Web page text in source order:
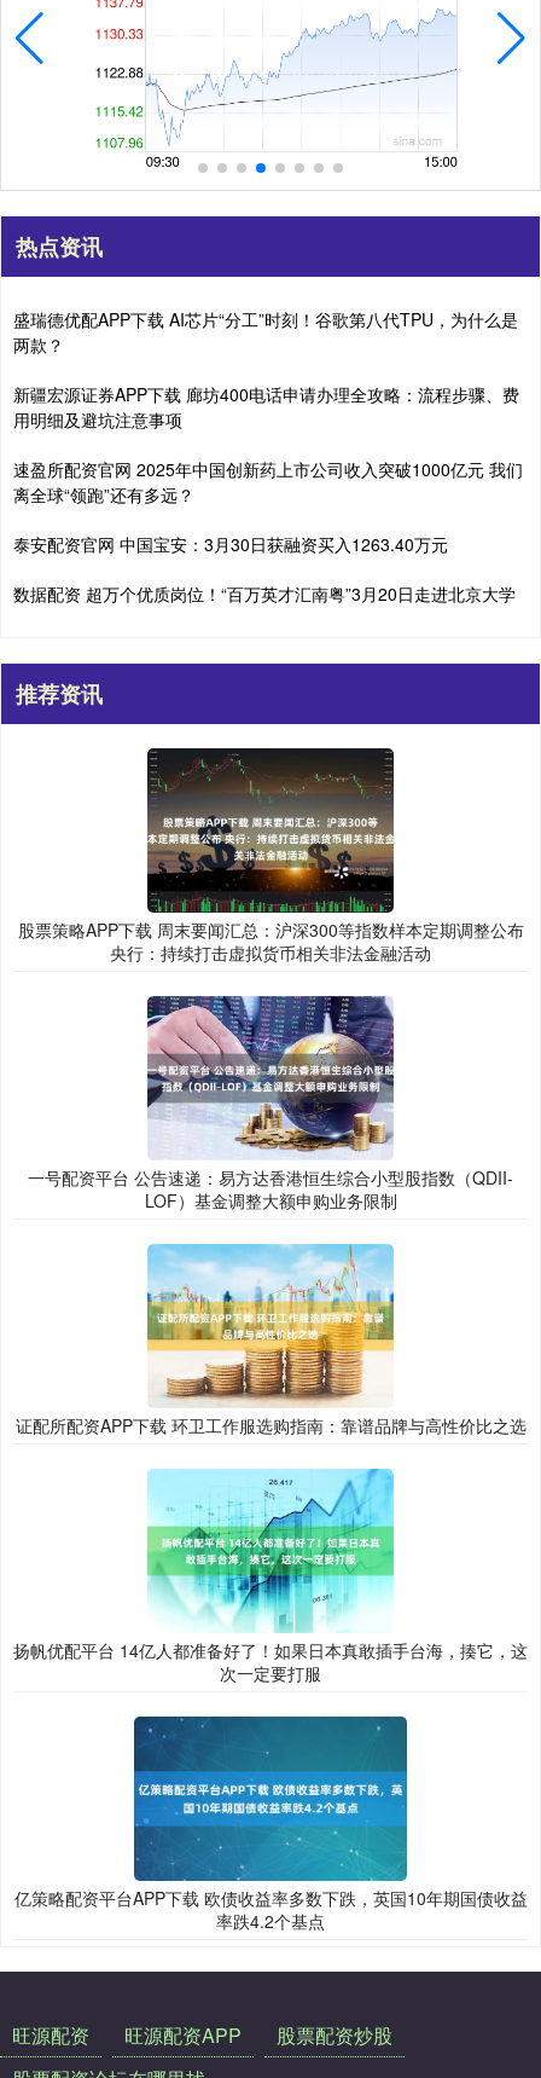
热点资讯
盛瑞德优配APP下载 AI芯片“分工”时刻！谷歌第八代TPU，为什么是
两款？
新疆宏源证券APP下载 廊坊400电话申请办理全攻略：流程步骤、费
用明细及避坑注意事项
速盈所配资官网 2025年中国创新药上市公司收入突破1000亿元 我们
离全球“领跑”还有多远？
泰安配资官网 中国宝安：3月30日获融资买入1263.40万元
数据配资 超万个优质岗位！“百万英才汇南粤”3月20日走进北京大学
推荐资讯
股票策略APP下载 周末要闻汇总：沪深300等指数样本定期调整公布
央行：持续打击虚拟货币相关非法金融活动
一号配资平台 公告速递：易方达香港恒生综合小型股指数（QDII-
LOF）基金调整大额申购业务限制
证配所配资APP下载 环卫工作服选购指南：靠谱品牌与高性价比之选
扬帆优配平台 14亿人都准备好了！如果日本真敢插手台海，揍它，这
次一定要打服
亿策略配资平台APP下载 欧债收益率多数下跌，英国10年期国债收益
率跌4.2个基点
旺源配资 旺源配资APP
股票配资炒股